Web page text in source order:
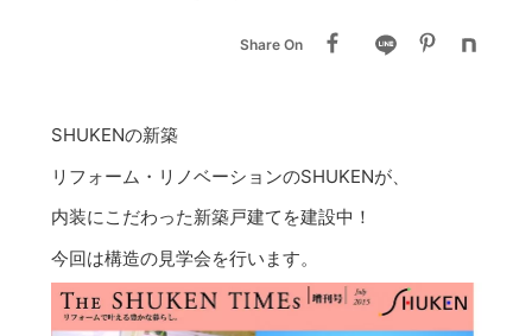
Share On
SHUKENの新築
リフォーム・リノベーションのSHUKENが、
内装にこだわった新築戸建てを建設中！
今回は構造の見学会を行います。